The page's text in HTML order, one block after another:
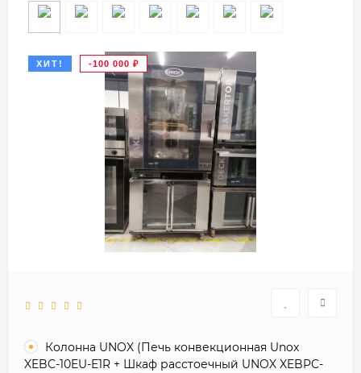
ХИТ! -100 000 ₽
Колонна UNOX (Печь конвекционная Unox
XEBC-10EU-E1R + Шкаф расстоечный UNOX XEBPC-